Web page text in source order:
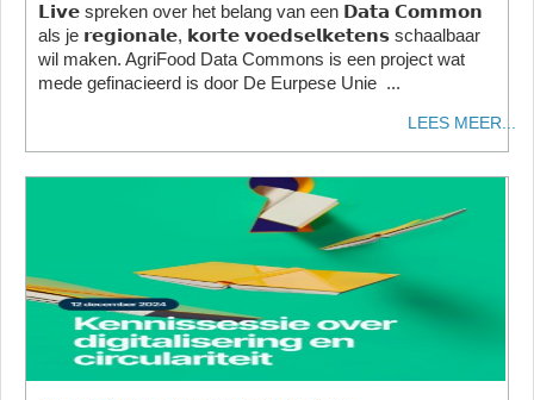
𝗟𝗶𝘃𝗲 spreken over het belang van een 𝗗𝗮𝘁𝗮 𝗖𝗼𝗺𝗺𝗼𝗻
als je 𝗿𝗲𝗴𝗶𝗼𝗻𝗮𝗹𝗲, 𝗸𝗼𝗿𝘁𝗲 𝘃𝗼𝗲𝗱𝘀𝗲𝗹𝗸𝗲𝘁𝗲𝗻𝘀 schaalbaar
wil maken. AgriFood Data Commons is een project wat
mede gefinacieerd is door De Eurpese Unie ...
LEES MEER...